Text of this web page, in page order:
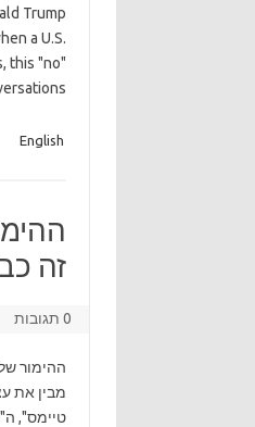
Trump
a U.S.
this "no"
English
זה
0 תגובות
ההימור
מבין את
טיימס",